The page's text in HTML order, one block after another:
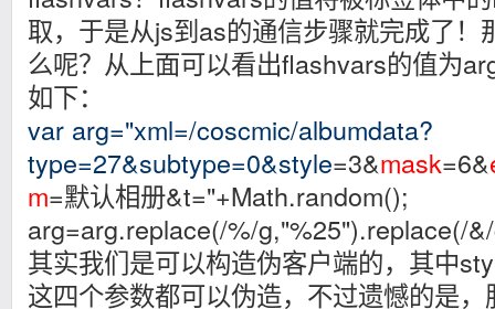
取，于是从js到as的通信步骤就完成了
么呢？从上面可以看出flashvars的值为
如下：
var arg="xml=/coscmic/albumdata?
type=27&subtype=0&style=3&mask=6&
m=默认相册&t="+Math.random();
arg=arg.replace(/%/g,"%25").replace(/
其实我们是可以构造伪客户端的，其中
这四个参数都可以伪造，不过遗憾的是